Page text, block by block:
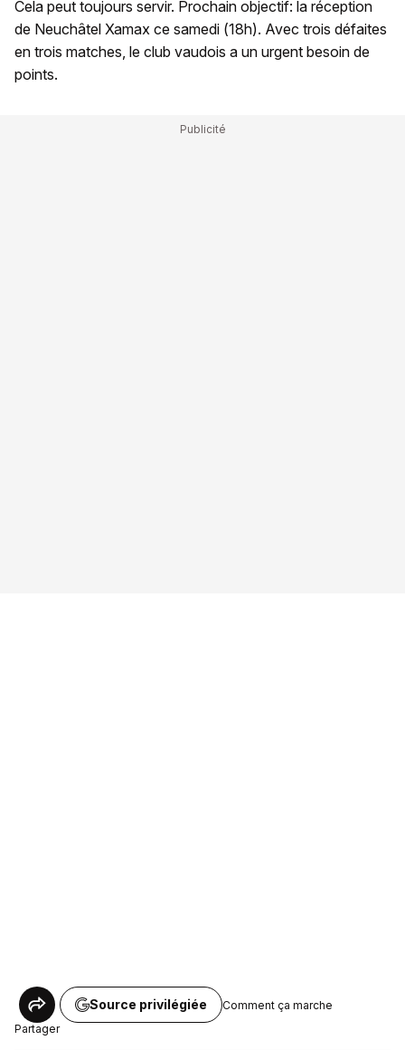
Cela peut toujours servir. Prochain objectif: la réception
de Neuchâtel Xamax ce samedi (18h). Avec trois défaites
en trois matches, le club vaudois a un urgent besoin de
points.
Partager
Source privilégiée Comment ça marche